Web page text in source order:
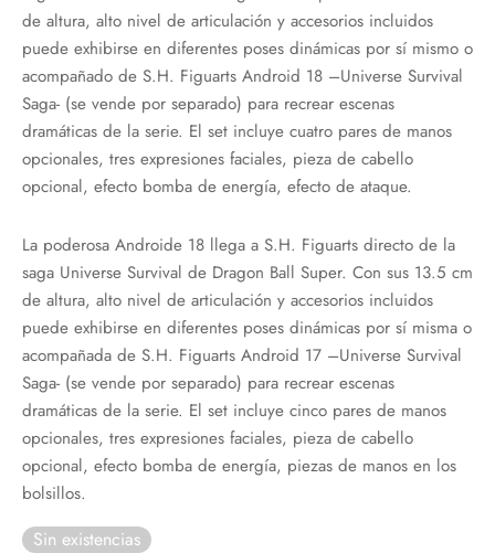
de altura, alto nivel de articulación y accesorios incluidos
puede exhibirse en diferentes poses dinámicas por sí mismo o
acompañado de S.H. Figuarts Android 18 –Universe Survival
Saga- (se vende por separado) para recrear escenas
dramáticas de la serie. El set incluye cuatro pares de manos
opcionales, tres expresiones faciales, pieza de cabello
opcional, efecto bomba de energía, efecto de ataque.
La poderosa Androide 18 llega a S.H. Figuarts directo de la
saga Universe Survival de Dragon Ball Super. Con sus 13.5 cm
de altura, alto nivel de articulación y accesorios incluidos
puede exhibirse en diferentes poses dinámicas por sí misma o
acompañada de S.H. Figuarts Android 17 –Universe Survival
Saga- (se vende por separado) para recrear escenas
dramáticas de la serie. El set incluye cinco pares de manos
opcionales, tres expresiones faciales, pieza de cabello
opcional, efecto bomba de energía, piezas de manos en los
bolsillos.
Sin existencias